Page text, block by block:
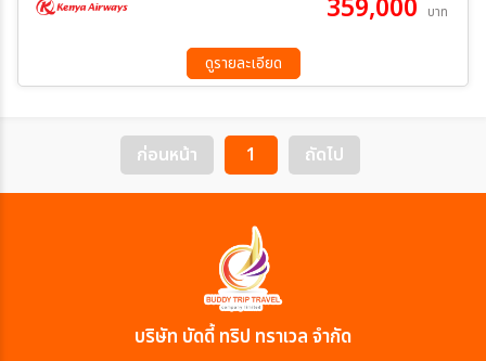
359,000 บาท
ดูรายละเอียด
ก่อนหน้า 1 ถัดไป
บริษัท บัดดี้ ทริป ทราเวล จำกัด